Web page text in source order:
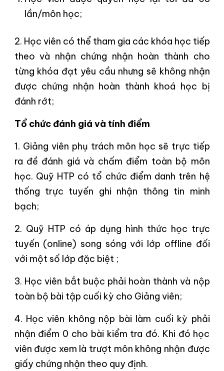
lần/môn học;
2. Học viên có thể tham gia các khóa học tiếp
theo và nhận chứng nhận hoàn thành cho
từng khóa đạt yêu cầu nhưng sẽ không nhận
được chứng nhận hoàn thành khoá học bị
đánh rớt;
Tổ chức đánh giá và tính điểm
1. Giảng viên phụ trách môn học sẽ trực tiếp
ra đề đánh giá và chấm điểm toàn bộ môn
học. Quỹ HTP có tổ chức điểm danh trên hệ
thống trực tuyến ghi nhận thông tin minh
bạch;
2. Quỹ HTP có áp dụng hình thức học trực
tuyến (online) song sóng với lớp offline đối
với một số lớp đặc biệt ;
3. Học viên bắt buộc phải hoàn thành và nộp
toàn bộ bài tập cuối kỳ cho Giảng viên;
4. Học viên không nộp bài làm cuối kỳ phải
nhận điểm 0 cho bài kiểm tra đó. Khi đó học
viên được xem là trượt môn không nhận được
giấy chứng nhận theo quy định.